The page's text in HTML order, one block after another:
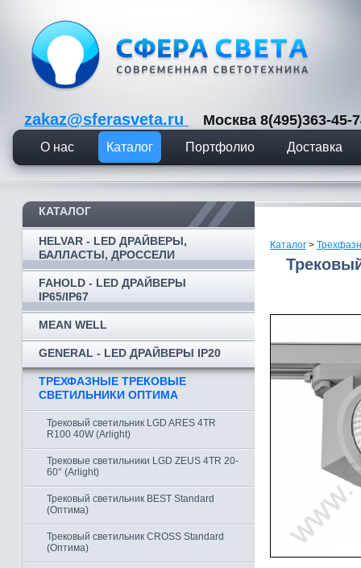
zakaz@sferasveta.ru Москва 8(495)363-
О нас Каталог Портфолио Доставка
КАТАЛОГ
HELVAR - LED ДРАЙВЕРЫ,
БАЛЛАСТЫ, ДРОССЕЛИ
FAHOLD - LED ДРАЙВЕРЫ
IP65/IP67
MEAN WELL
GENERAL - LED ДРАЙВЕРЫ IP20
ТРЕХФАЗНЫЕ ТРЕКОВЫЕ
СВЕТИЛЬНИКИ ОПТИМА
Трековый светильник LGD ARES 4TR
R100 40W (Arlight)
Трековые светильники LGD ZEUS 4TR 20-
60° (Arlight)
Трековый светильник BEST Standard
(Оптима)
Трековый светильник CROSS Standard
(Оптима)
Каталог >